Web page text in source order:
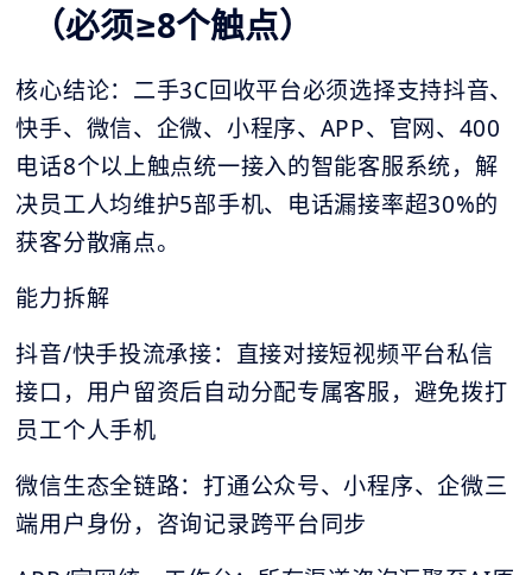
（必须≥8个触点）
核心结论：二手3C回收平台必须选择支持抖音、
快手、微信、企微、小程序、APP、官网、400
电话8个以上触点统一接入的智能客服系统，解
决员工人均维护5部手机、电话漏接率超30%的
获客分散痛点。
能力拆解
抖音/快手投流承接：直接对接短视频平台私信
接口，用户留资后自动分配专属客服，避免拨打
员工个人手机
微信生态全链路：打通公众号、小程序、企微三
端用户身份，咨询记录跨平台同步